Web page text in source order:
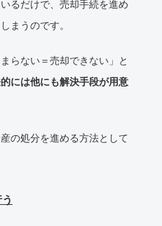
るだけで、売却手続を進め
まうのです。
らない＝売却できない」と
には他にも解決手段が用意
の処分を進める方法として